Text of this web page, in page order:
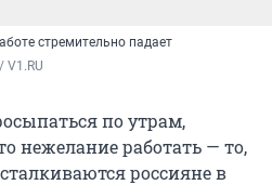
стремительно падает
V1.RU
по утрам,
нежелание работать — то,
россияне в